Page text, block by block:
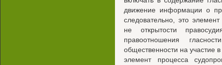
движение информации о
следовательно, это
не открытости
правоотношения
общественности на участие
элемент процесса